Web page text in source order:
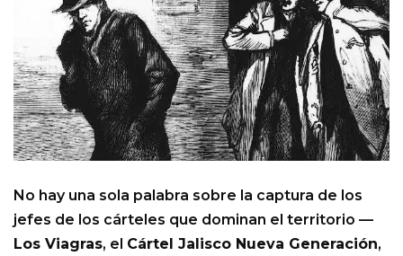
No hay una sola palabra sobre la captura de los
jefes de los cárteles que dominan el territorio —
Los Viagras, el Cártel Jalisco Nueva Generación,